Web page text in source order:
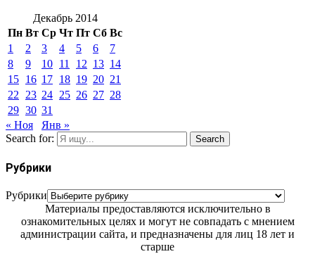
Декабрь 2014
Пн Вт Ср Чт Пт Сб Вс
1
2 3 4 5 6
7
8
9 10 11 12 13 14
15 16 17 18 19 20 21
22
23 24 25 26 27 28
29 30 31
« Ноя
Янв »
Search for:
Search
Рубрики
Рубрики
Материалы предоставляются исключительно в
ознакомительных целях и могут не совпадать с мнением
администрации сайта, и предназначены для лиц 18 лет и
старше